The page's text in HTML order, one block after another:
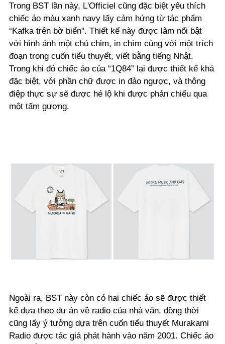
Trong BST lần này, L'Officiel cũng đặc biệt yêu thích
chiếc áo màu xanh navy lấy cảm hứng từ tác phẩm
“Kafka trên bờ biển". Thiết kế này được làm nổi bật
với hình ảnh một chú chim, in chìm cùng với một trích
đoạn trong cuốn tiểu thuyết, viết bằng tiếng Nhật.
Trong khi đó chiếc áo của “1Q84” lại được thiết kế khá
đặc biệt, với phần chữ được in đảo ngược, và thông
điệp thực sự sẽ được hé lộ khi được phản chiếu qua
một tấm gương.
Ngoài ra, BST này còn có hai chiếc áo sẽ được thiết
kế dựa theo dự án về radio của nhà văn, đồng thời
cũng lấy ý tưởng dựa trên cuốn tiểu thuyết Murakami
Radio được tác giả phát hành vào năm 2001. Chiếc áo